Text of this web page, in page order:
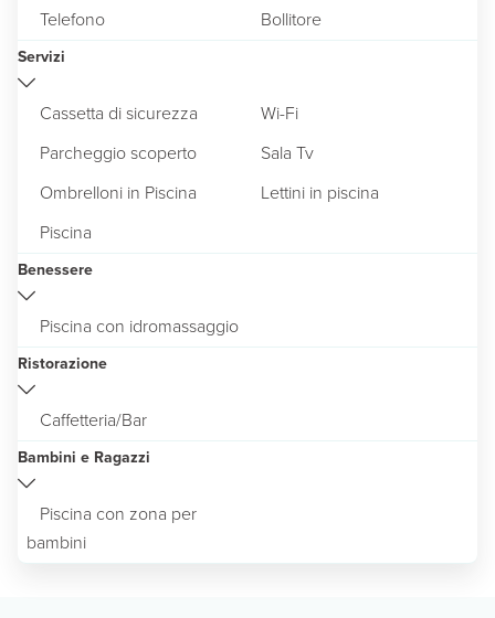
Telefono Bollitore
Servizi
Cassetta di sicurezza
Wi-Fi
Parcheggio scoperto
Sala Tv
Ombrelloni in Piscina
Lettini in piscina
Piscina
Benessere
Piscina con idromassaggio
Ristorazione
Caffetteria/Bar
Bambini e Ragazzi
Piscina con zona per
bambini